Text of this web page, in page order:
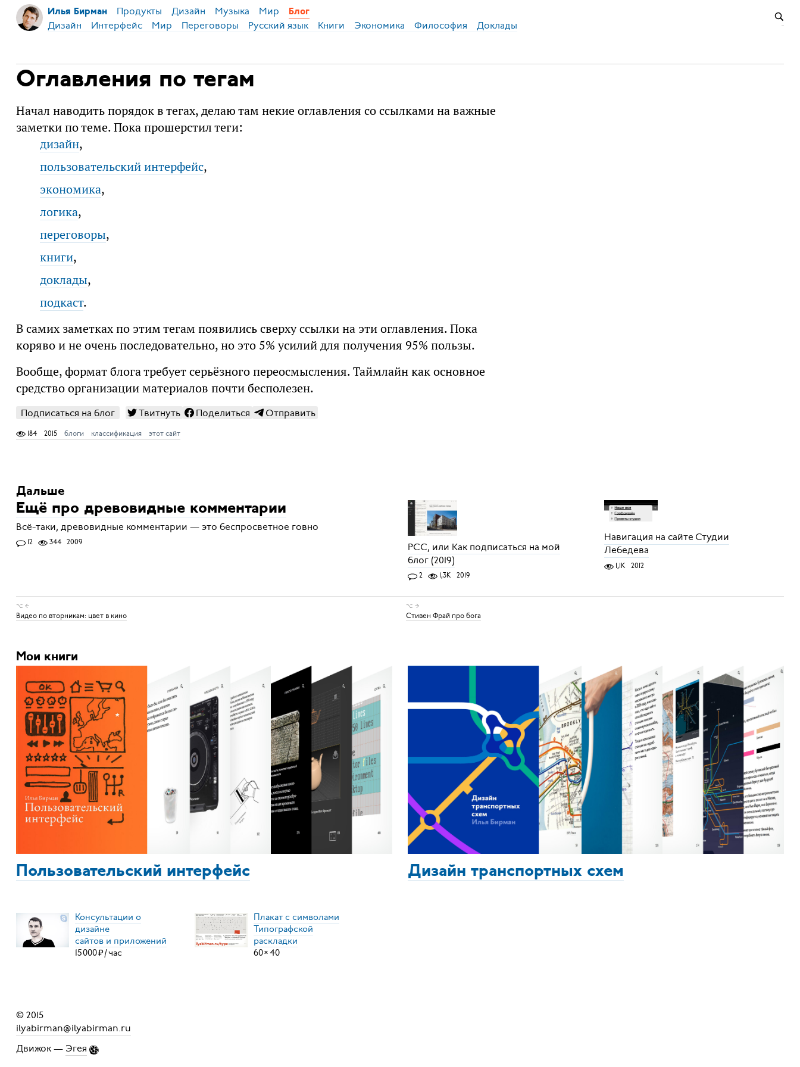
Илья Бирман Продукты Дизайн Музыка Мир Блог
Дизайн Интерфейс Мир Переговоры Русский язык Книги Экономика Философия Доклады
Оглавления по тегам
Начал наводить порядок в тегах, делаю там некие оглавления со ссылками на важные
заметки по теме. Пока прошерстил теги:
дизайн,
пользовательский интерфейс,
экономика,
логика,
переговоры,
книги,
доклады,
подкаст.
В самих заметках по этим тегам появились сверху ссылки на эти оглавления. Пока
коряво и не очень последовательно, но это 5% усилий для получения 95% пользы.
Вообще, формат блога требует серьёзного переосмысления. Таймлайн как основное
средство организации материалов почти бесполезен.
Подписаться на блог Твитнуть Поделиться Отправить
184 2015 блоги классификация этот сайт
Дальше
Ещё про древовидные комментарии
Всё-таки, древовидные комментарии — это беспросветное говно
12 344 2009
РСС, или Как подписаться на мой
блог (2019)
2 1,3K 2019
Навигация на сайте Студии
Лебедева
1,1K 2012
⌥ ←
Видео по вторникам: цвет в кино
⌥ →
Стивен Фрай про бога
Мои книги
Пользовательский интерфейс Дизайн транспортных схем
Консультации о
дизайне
сайтов и приложений
15000₽/час
Плакат с символами
Типографской
раскладки
60×40
© 2015
ilyabirman@ilyabirman.ru
Движок — Эгея